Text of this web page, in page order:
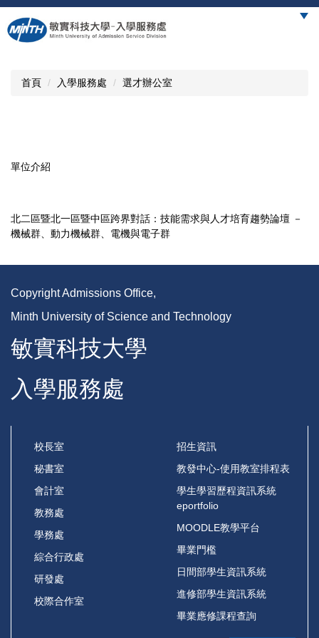
跳
到
主
首頁 入學服務處 選才辦公室
單位介紹
北二區暨北一區暨中區跨界對話：技能需求與人才培育趨勢論壇 －
機械群、動力機械群、電機與電子群
Copyright Admissions Office,
Minth University of Science and Technology
敏實科技大學
入學服務處
校長室
秘書室
會計室
教務處
學務處
綜合行政處
研發處
校際合作室
招生資訊
教發中心-使用教室排程表
學生學習歷程資訊系統
eportfolio
MOODLE教學平台
畢業門檻
日間部學生資訊系統
進修部學生資訊系統
畢業應修課程查詢